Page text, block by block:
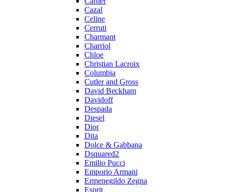
Cazal
Celine
Cerruti
Charmant
Charriol
Chloe
Christian Lacroix
Columbia
Cutler and Gross
David Beckham
Davidoff
Despada
Diesel
Dior
Dita
Dolce & Gabbana
Dsquared2
Emilio Pucci
Emporio Armani
Ermenegildo Zegna
Esprit